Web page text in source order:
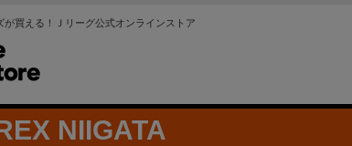
が買える！Ｊリーグ公式オンラインストア
NIIGATA